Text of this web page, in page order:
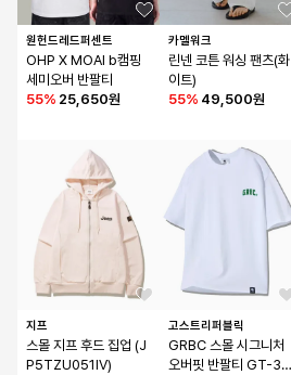
원헌드레드퍼센트
OHP X MOAI b캠핑
세미오버 반팔티
55% 25,650원
지프
스몰 지프 후드 집업 (J
P5TZU051IV)
카멜워크
린넨 코튼 워싱 팬츠(화
이트)
55% 49,500원
고스트리퍼블릭
GRBC 스몰 시그니처
오버핏 반팔티 GT-33